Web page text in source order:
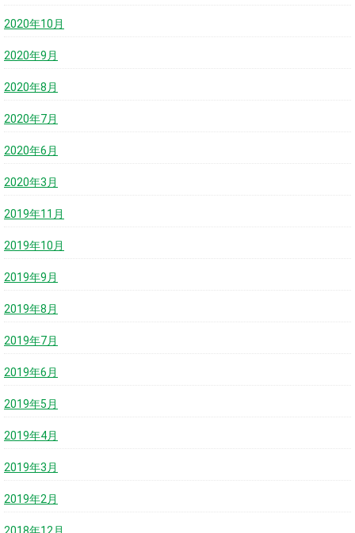
2020年10月
2020年9月
2020年8月
2020年7月
2020年6月
2020年3月
2019年11月
2019年10月
2019年9月
2019年8月
2019年7月
2019年6月
2019年5月
2019年4月
2019年3月
2019年2月